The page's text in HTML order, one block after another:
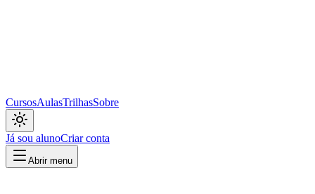
CursosAulasTrilhasSobre
Já sou alunoCriar conta
Abrir menu